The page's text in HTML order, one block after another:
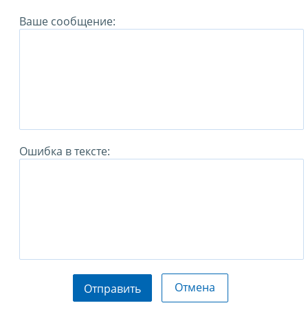
Ваше сообщение:
Ошибка в тексте:
Отправить Отмена